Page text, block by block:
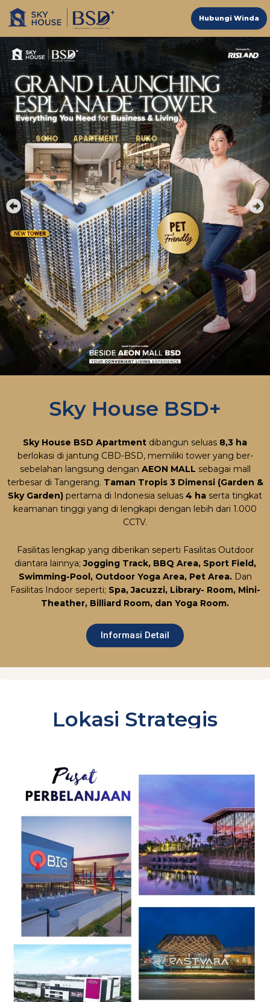
Hubungi Winda
Sky House BSD+
Sky House BSD Apartment dibangun seluas 8,3 ha
berlokasi di jantung CBD-BSD, memiliki tower yang ber-
sebelahan langsung dengan AEON MALL sebagai mall
terbesar di Tangerang. Taman Tropis 3 Dimensi (Garden &
Sky Garden) pertama di Indonesia seluas 4 ha serta tingkat
keamanan tinggi yang di lengkapi dengan lebih dari 1.000
CCTV.
Fasilitas lengkap yang diberikan seperti Fasilitas Outdoor
diantara lainnya;Jogging Track, BBQ Area, Sport Field,
Swimming-Pool, Outdoor Yoga Area, Pet Area.Dan
Fasilitas Indoor seperti; Spa, Jacuzzi, Library- Room, Mini-
Theather, Billiard Room, dan Yoga Room.
Informasi Detail
Lokasi Strategis